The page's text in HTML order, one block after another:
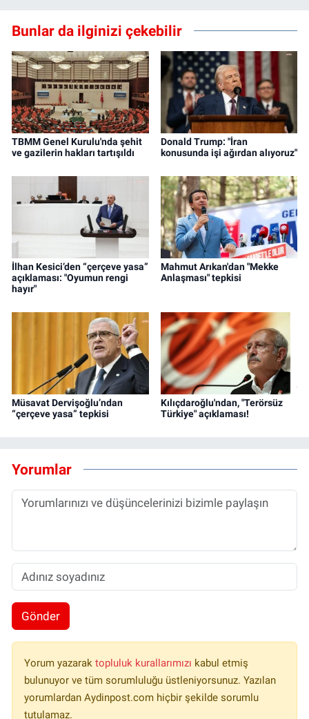
Bunlar da ilginizi çekebilir
TBMM Genel Kurulu'nda şehit
ve gazilerin hakları tartışıldı
Donald Trump: "İran
konusunda işi ağırdan alıyoruz"
İlhan Kesici’den “çerçeve yasa”
açıklaması: "Oyumun rengi
hayır"
Mahmut Arıkan'dan "Mekke
Anlaşması" tepkisi
Müsavat Dervişoğlu’ndan
“çerçeve yasa” tepkisi
Kılıçdaroğlu'ndan, "Terörsüz
Türkiye" açıklaması!
Yorumlar
Gönder
Yorum yazarak topluluk kurallarımızı kabul etmiş
bulunuyor ve tüm sorumluluğu üstleniyorsunuz. Yazılan
yorumlardan Aydinpost.com hiçbir şekilde sorumlu
tutulamaz.